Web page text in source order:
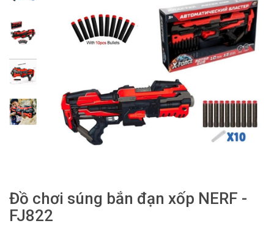
Đồ chơi súng bắn đạn xốp NERF -
FJ822